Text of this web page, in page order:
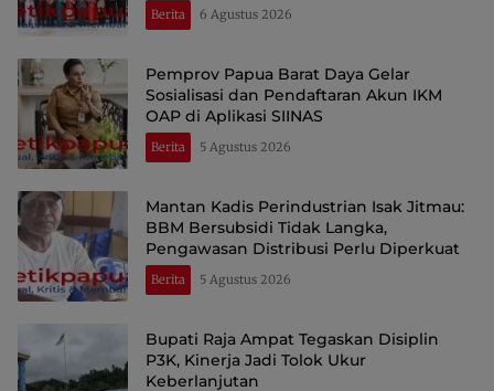
Berita 6 Agustus 2026
Pemprov Papua Barat Daya Gelar
Sosialisasi dan Pendaftaran Akun IKM
OAP di Aplikasi SIINAS
Berita 5 Agustus 2026
Mantan Kadis Perindustrian Isak Jitmau:
BBM Bersubsidi Tidak Langka,
Pengawasan Distribusi Perlu Diperkuat
Berita 5 Agustus 2026
Bupati Raja Ampat Tegaskan Disiplin
P3K, Kinerja Jadi Tolok Ukur
Keberlanjutan